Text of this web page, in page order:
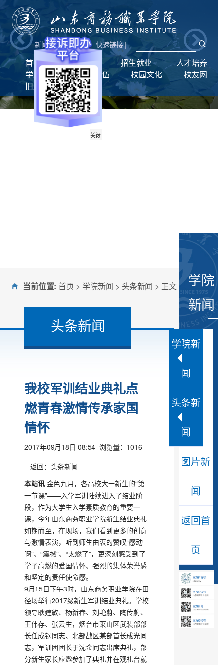
新闻网|统一门户 快速链接|
首页 学校概况 招生就业
人才培养
学生工作
师资队伍 校园文化
校友网
旧版回顾
当前位置: 首页 > 学院新闻 > 头条新闻 > 正文
头条新闻
我校军训结业典礼点
燃青春激情传承家国
情怀
2017年09月18日 08:54 浏览量： 1016
返回： 头条新闻
本站讯 金色九月，各高校大一新生的“第
一节课”——入学军训陆续进入了结业阶
段，作为大学生入学素质教育的重要一
课，今年山东商务职业学院新生结业典礼
如期而至，在现场，我们看到更多的创意
与激情表演，听到师生由衷的赞叹“感动
啊”、“震撼”、“太燃了”，更深刻感受到了
学子高燃的爱国情怀、强烈的集体荣誉感
和坚定的责任使命感。
9月15日下午3时，山东商务职业学院在田
径场举行2017级新生军训结业典礼。学校
领导耿建敏、杨新春、刘艳蔚、陶传蔚、
王伟存、张云生，烟台市莱山区武装部部
长任成钢同志、北部战区某部首长成光同
志，军训团团长于沈金同志出席典礼，部
分新生家长应邀参加了典礼并在观礼台就
学院
新闻
学院新
闻
头条新
闻
图片新
闻
返回首
页